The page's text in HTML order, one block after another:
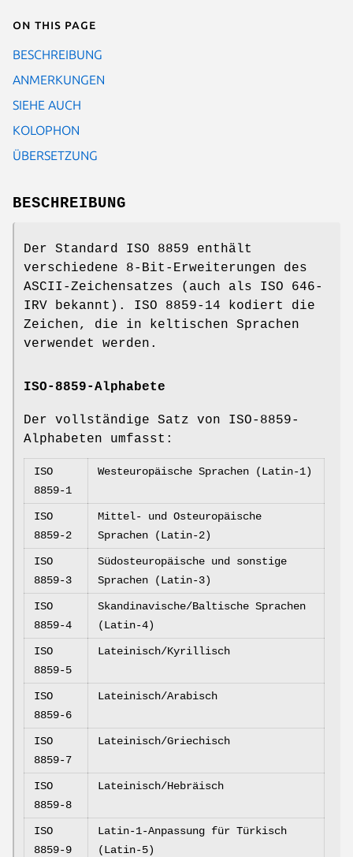
On this page
BESCHREIBUNG
ANMERKUNGEN
SIEHE AUCH
KOLOPHON
ÜBERSETZUNG
BESCHREIBUNG
Der Standard ISO 8859 enthält
verschiedene 8-Bit-Erweiterungen des
ASCII-Zeichensatzes (auch als ISO 646-
IRV bekannt). ISO 8859-14 kodiert die
Zeichen, die in keltischen Sprachen
verwendet werden.
ISO-8859-Alphabete
Der vollständige Satz von ISO-8859-
Alphabeten umfasst:
ISO
8859-1
Westeuropäische Sprachen (Latin-1)
ISO
8859-2
Mittel- und Osteuropäische
Sprachen (Latin-2)
ISO
8859-3
Südosteuropäische und sonstige
Sprachen (Latin-3)
ISO
8859-4
Skandinavische/Baltische Sprachen
(Latin-4)
ISO
8859-5
Lateinisch/Kyrillisch
ISO
8859-6
Lateinisch/Arabisch
ISO
8859-7
Lateinisch/Griechisch
ISO
8859-8
Lateinisch/Hebräisch
ISO
8859-9
Latin-1-Anpassung für Türkisch
(Latin-5)